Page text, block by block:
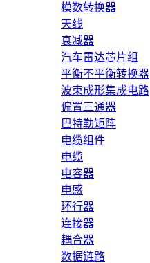
模数转换器
天线
衰减器
汽车雷达芯片组
平衡不平衡转换器
波束成形集成电路
偏置三通器
巴特勒矩阵
电缆组件
电缆
电容器
电感
环行器
连接器
耦合器
数据链路